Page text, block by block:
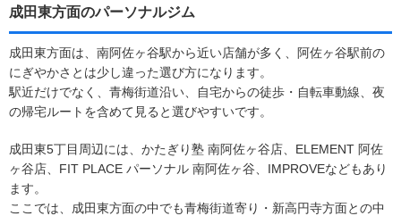
成田東方面のパーソナルジム
成田東方面は、南阿佐ヶ谷駅から近い店舗が多く、阿佐ヶ谷駅前の
にぎやかさとは少し違った選び方になります。
駅近だけでなく、青梅街道沿い、自宅からの徒歩・自転車動線、夜
の帰宅ルートを含めて見ると選びやすいです。
成田東5丁目周辺には、かたぎり塾 南阿佐ヶ谷店、ELEMENT 阿佐
ヶ谷店、FIT PLACE パーソナル 南阿佐ヶ谷、IMPROVEなどもあり
ます。
ここでは、成田東方面の中でも青梅街道寄り・新高円寺方面との中